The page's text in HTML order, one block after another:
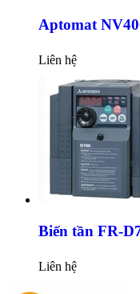
Aptomat
Liên hệ
Biến tần FR-
Liên hệ